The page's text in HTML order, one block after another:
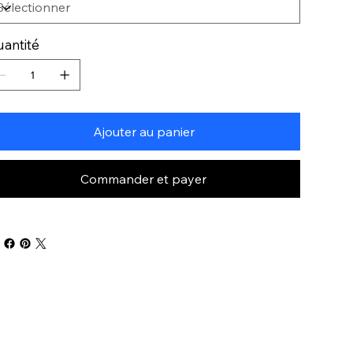
Ajouter au panier
Commander et payer